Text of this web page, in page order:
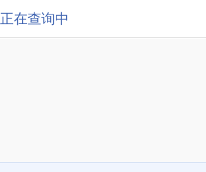
正在查询中